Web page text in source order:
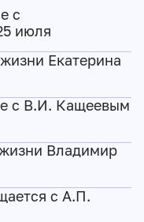
с
июля
Екатерина
с В.И. Кащеевым
Владимир
с А.П.